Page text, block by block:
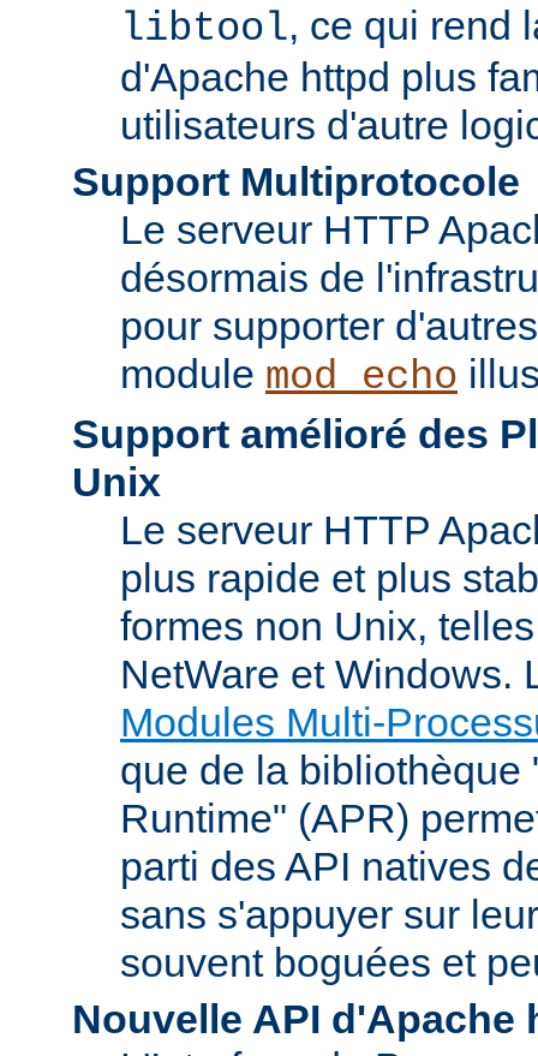
libtool, ce qui rend
d'Apache httpd plus
utilisateurs d'autre
Support Multiprotocole
Le serveur HTTP
désormais de
pour supporter
module mod_echo
Support amélioré des
Unix
Le serveur HTTP
plus rapide et plus
formes non Unix,
NetWare et Windows.
Modules Multi-
que de la bibliothèque
Runtime" (APR)
parti des API natives
sans s'appuyer sur
souvent boguées et
Nouvelle API d'Apache